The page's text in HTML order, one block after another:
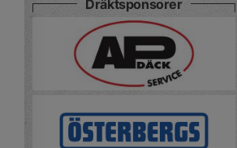
Dräktsponsorer